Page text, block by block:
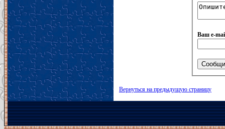
Ваш e-
Вернуться на предыдущую страницу